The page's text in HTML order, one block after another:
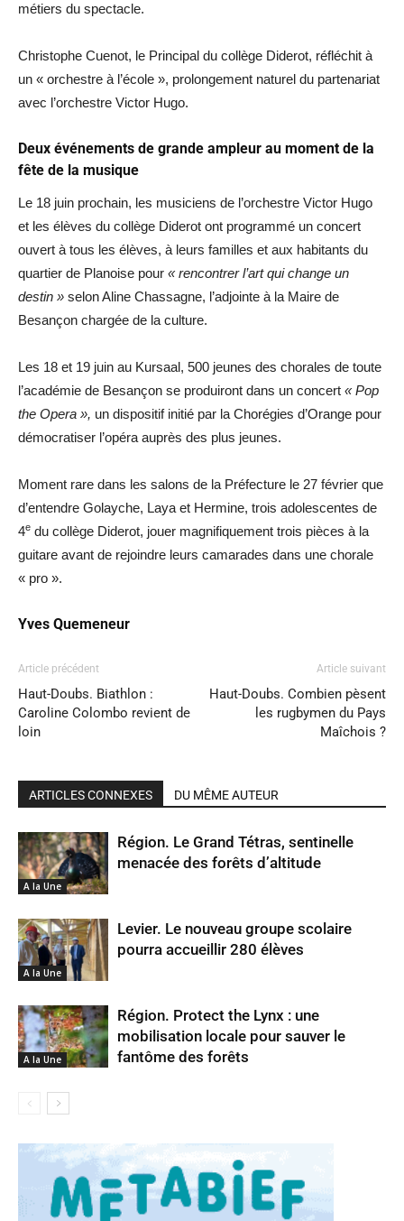
métiers du spectacle.
Christophe Cuenot, le Principal du collège Diderot, réfléchit à
un « orchestre à l’école », prolongement naturel du partenariat
avec l’orchestre Victor Hugo.
Deux événements de grande ampleur au moment de la
fête de la musique
Le 18 juin prochain, les musiciens de l’orchestre Victor Hugo
et les élèves du collège Diderot ont programmé un concert
ouvert à tous les élèves, à leurs familles et aux habitants du
quartier de Planoise pour « rencontrer l’art qui change un
destin » selon Aline Chassagne, l’adjointe à la Maire de
Besançon chargée de la culture.
Les 18 et 19 juin au Kursaal, 500 jeunes des chorales de toute
l’académie de Besançon se produiront dans un concert « Pop
the Opera », un dispositif initié par la Chorégies d’Orange pour
démocratiser l’opéra auprès des plus jeunes.
Moment rare dans les salons de la Préfecture le 27 février que
d’entendre Golayche, Laya et Hermine, trois adolescentes de
4e du collège Diderot, jouer magnifiquement trois pièces à la
guitare avant de rejoindre leurs camarades dans une chorale
« pro ».
Yves Quemeneur
Article précédent
Haut-Doubs. Biathlon :
Caroline Colombo revient de
loin
Article suivant
Haut-Doubs. Combien pèsent
les rugbymen du Pays
Maîchois ?
ARTICLES CONNEXES DU MÊME AUTEUR
A la Une
Région. Le Grand Tétras, sentinelle
menacée des forêts d’altitude
A la Une
Levier. Le nouveau groupe scolaire
pourra accueillir 280 élèves
A la Une
Région. Protect the Lynx : une
mobilisation locale pour sauver le
fantôme des forêts